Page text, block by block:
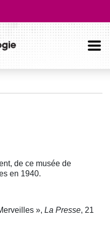
de ce musée de
en 1940.
», La Presse, 21